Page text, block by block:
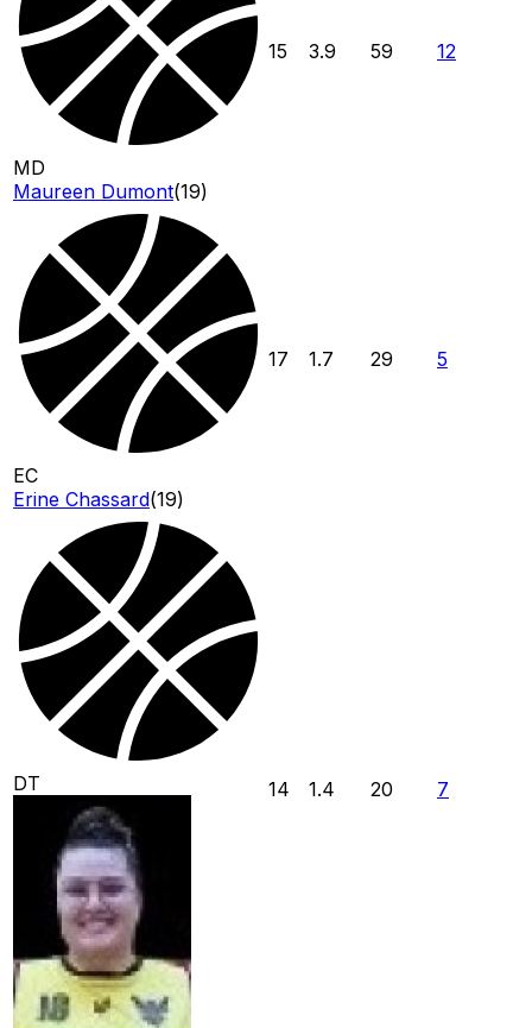
MD
Maureen Dumont(19)
15 3.9 59 12
EC
Erine Chassard(19)
17 1.7 29 5
DT 14 1.4 20 7